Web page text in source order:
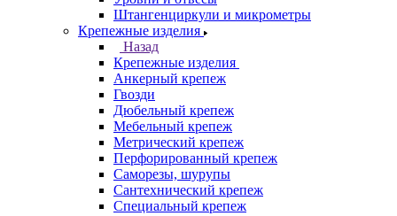
Штангенциркули и микрометры
Крепежные изделия
Назад
Крепежные изделия
Анкерный крепеж
Гвозди
Дюбельный крепеж
Мебельный крепеж
Метрический крепеж
Перфорированный крепеж
Саморезы, шурупы
Сантехнический крепеж
Специальный крепеж